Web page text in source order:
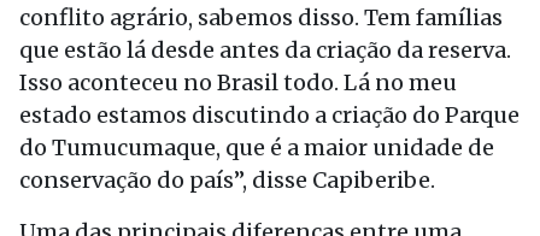
conflito agrário, sabemos disso. Tem famílias
que estão lá desde antes da criação da reserva.
Isso aconteceu no Brasil todo. Lá no meu
estado estamos discutindo a criação do Parque
do Tumucumaque, que é a maior unidade de
conservação do país”, disse Capiberibe.